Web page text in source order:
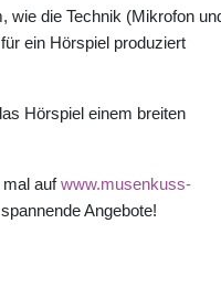
wie die Technik (Mikrofon
ein Hörspiel produziert
Hörspiel einem breiten
mal aufwww.musenkuss-
Angebote!